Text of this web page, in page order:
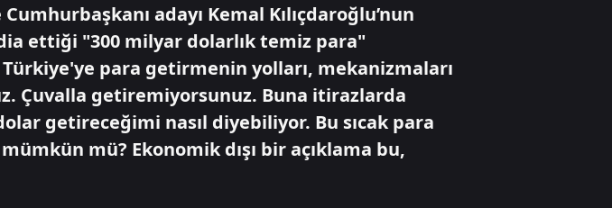
adayı Kemal Kılıçdaroğlu’nun
ettiği "300 milyar dolarlık temiz para"
para getirmenin yolları, mekanizmaları
Çuvalla getiremiyorsunuz. Buna itirazlarda
getireceğimi nasıl diyebiliyor. Bu sıcak para
mü? Ekonomik dışı bir açıklama bu,